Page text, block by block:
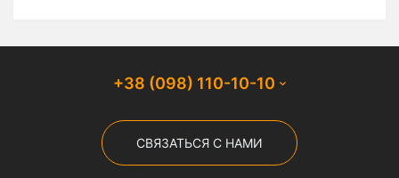
+38 (098) 110-10-10
СВЯЗАТЬСЯ С НАМИ